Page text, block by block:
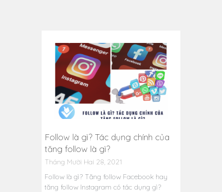
Follow là gì? Tác dụng chính của
tăng follow là gì?
Tháng Mười Hai 28, 2021
Follow là gì? Tăng follow Facebook hay
tăng follow Instagram có tác dụng gì?